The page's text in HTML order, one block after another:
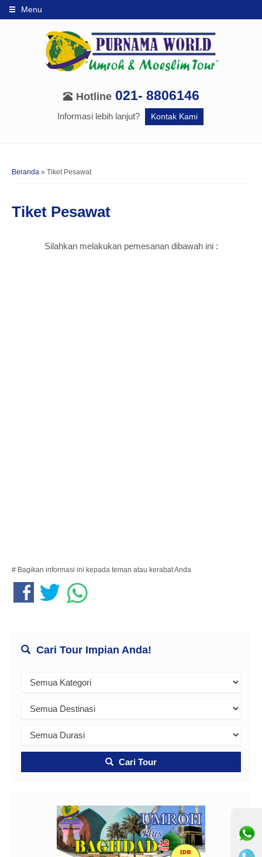
Menu
Hotline 021- 8806146
Informasi lebih lanjut? Kontak Kami
Beranda » Tiket Pesawat
Tiket Pesawat
Silahkan melakukan pemesanan dibawah ini :
# Bagikan informasi ini kepada teman atau kerabat Anda
Cari Tour Impian Anda!
Cari Tour